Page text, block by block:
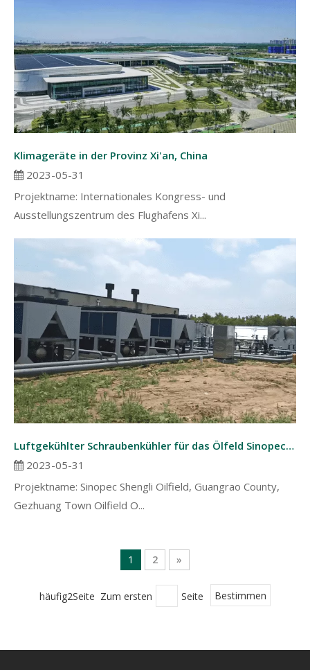
Klimageräte in der Provinz Xi'an, China
2023-05-31
Projektname: Internationales Kongress- und
Ausstellungszentrum des Flughafens Xi...
Luftgekühlter Schraubenkühler für das Ölfeld Sinopec Shengli
2023-05-31
Projektname: Sinopec Shengli Oilfield, Guangrao County,
Gezhuang Town Oilfield O...
1 2 »
häufig2Seite Zum ersten Seite Bestimmen